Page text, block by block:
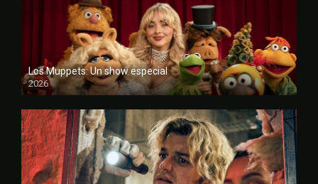
Los Muppets: Un show especial
2026
FULL HD